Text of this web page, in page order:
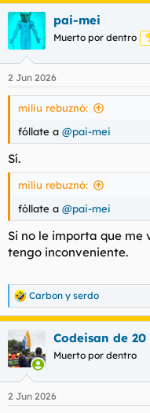
a
c
c
i
e
s
pai-mei
Muerto por dentro
2 Jun 2026
miliu rebuznó:
fóllate a @pai-mei
Sí.
miliu rebuznó:
fóllate a @pai-mei
Si no le importa que
tengo inconveniente.
R
e
a
c
c
i
e
Carbon y serdo
Codeisan de 20
Muerto por dentro
2 Jun 2026